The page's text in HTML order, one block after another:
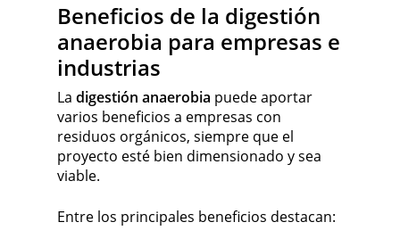
Beneficios de la digestión
anaerobia para empresas e
industrias
La digestión anaerobia puede aportar
varios beneficios a empresas con
residuos orgánicos, siempre que el
proyecto esté bien dimensionado y sea
viable.
Entre los principales beneficios destacan: